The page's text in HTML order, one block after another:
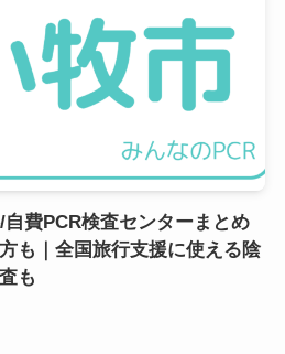
自費PCR検査センターまとめ
も｜全国旅行支援に使える陰
も